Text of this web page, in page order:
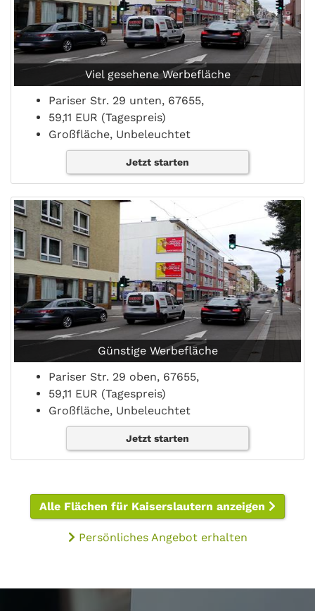
Viel gesehene Werbefläche
Pariser Str. 29 unten, 67655,
59,11 EUR (Tagespreis)
Großfläche, Unbeleuchtet
Jetzt starten
Günstige Werbefläche
Pariser Str. 29 oben, 67655,
59,11 EUR (Tagespreis)
Großfläche, Unbeleuchtet
Jetzt starten
Alle Flächen für Kaiserslautern anzeigen
Persönliches Angebot erhalten